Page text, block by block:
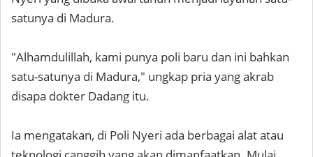
satunya di Madura.
"Alhamdulillah, kami punya poli baru dan ini bahkan
satu-satunya di Madura," ungkap pria yang akrab
disapa dokter Dadang itu.
Ia mengatakan, di Poli Nyeri ada berbagai alat atau